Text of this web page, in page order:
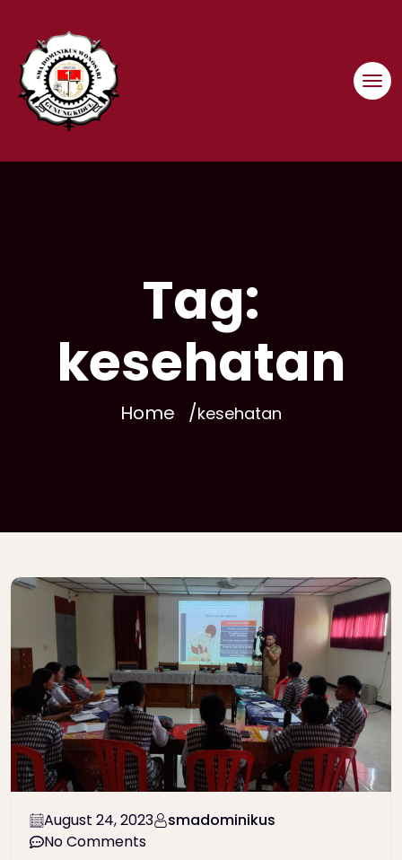
content
Tag:
kesehatan
Home kesehatan
August 24, 2023
smadominikus
No Comments